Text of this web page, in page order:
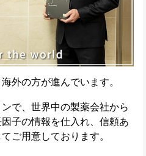
外の方が進んでいます。
で、世界中の製薬会社から
子の情報を仕入れ、信頼あ
ご用意しております。